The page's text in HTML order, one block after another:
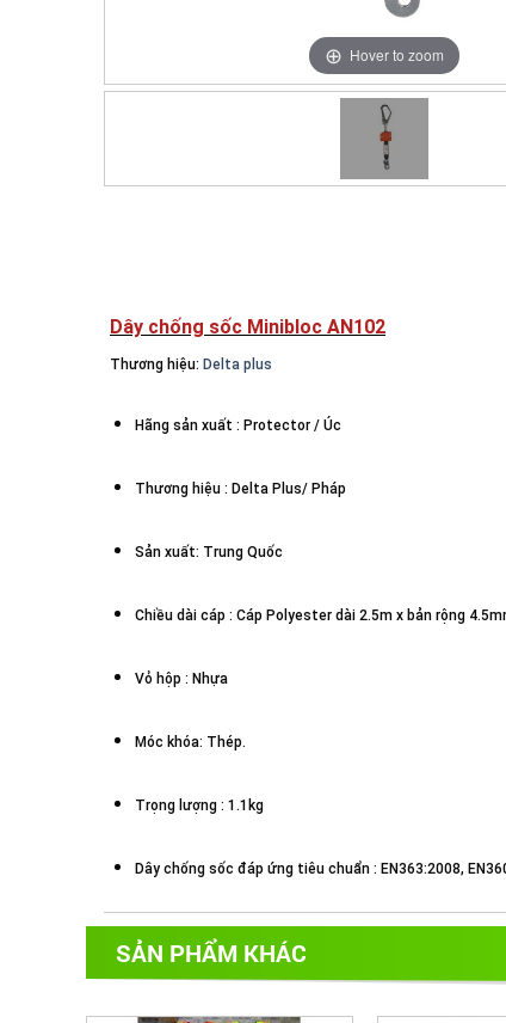
Hover to zoom
Dây chống sốc Minibloc AN102
Thương hiệu: Delta plus
Hãng sản xuất : Protector / Úc
Thương hiệu : Delta Plus/ Pháp
Sản xuất: Trung Quốc
Chiều dài cáp : Cáp Polyester dài 2.5m x bản rộng
Vỏ hộp : Nhựa
Móc khóa: Thép.
Trọng lượng : 1.1kg
Dây chống sốc đáp ứng tiêu chuẩn : EN363:2008,
SẢN PHẨM KHÁC